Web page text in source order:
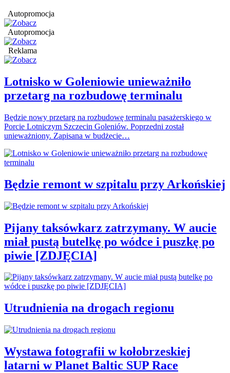
Autopromocja
Autopromocja
Reklama
Lotnisko w Goleniowie unieważniło
przetarg na rozbudowę terminalu
Będzie nowy przetarg na rozbudowę terminalu pasażerskiego w
Porcie Lotniczym Szczecin Goleniów. Poprzedni został
unieważniony. Zapisana w budżecie…
Będzie remont w szpitalu przy Arkońskiej
Pijany taksówkarz zatrzymany. W aucie
miał pustą butelkę po wódce i puszkę po
piwie [ZDJĘCIA]
Utrudnienia na drogach regionu
Wystawa fotografii w kołobrzeskiej
latarni w Planet Baltic SUP Race